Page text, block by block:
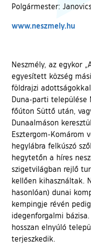
Polgármester:
www.neszmely.hu
Neszmély, az egykor
egyesített község
földrajzi
Duna-parti települése
főúton Süttő után,
Dunaalmáson
Esztergom-Komárom
hegylábra felkúszó
hegytetőn a híres
szigetvilágban rejlő
kellően kihasználtak.
hasonlóan) dunai
kempingje révén
idegenforgalmi
hosszan elnyúló
terjeszkedik.